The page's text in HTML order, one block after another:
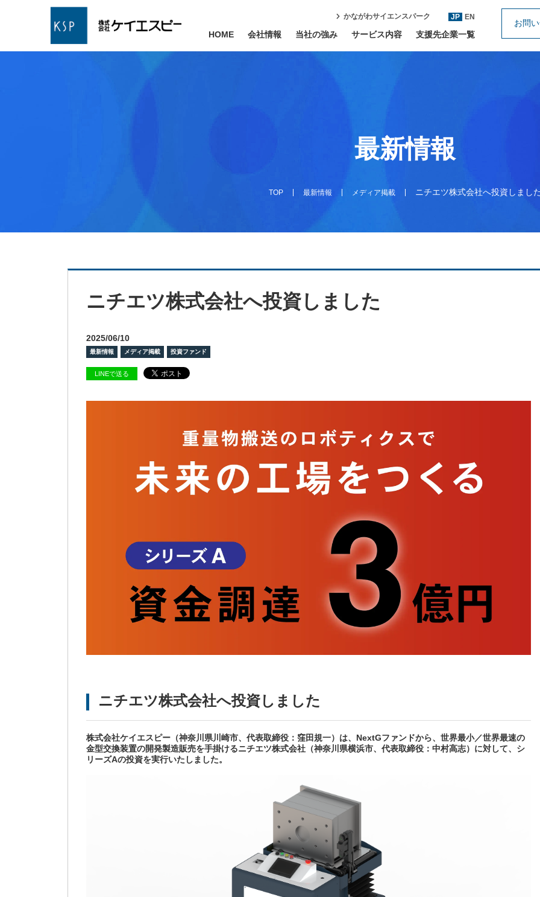
かながわサイエンスパーク JP EN
お問
HOME 会社情報 当社の強み サービス内容 支援先企業一覧
TOP 最新情報 メディア掲載 ニチエツ株式会社へ投資しました
最新情報
ニチエツ株式会社へ投資しました
2025/06/10
最新情報 メディア掲載 投資ファンド
LINEで送る
ニチエツ株式会社へ投資しました
株式会社ケイエスピー（神奈川県川崎市、代表取締役：窪田規一）は、NextGファンドから、世界最小／世界最速の
金型交換装置の開発製造販売を手掛けるニチエツ株式会社（神奈川県横浜市、代表取締役：中村高志）に対して、シ
リーズAの投資を実行いたしました。